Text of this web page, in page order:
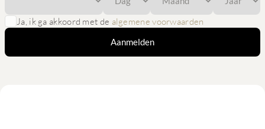
Ja, ik ga akkoord met de algemene voorwaarden
Aanmelden